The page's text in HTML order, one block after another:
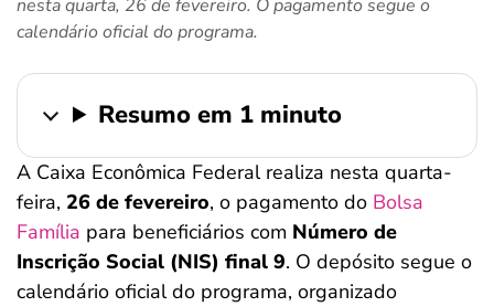
nesta quarta, 26 de fevereiro. O pagamento segue o
calendário oficial do programa.
Resumo em 1 minuto
A Caixa Econômica Federal realiza nesta quarta-
feira, 26 de fevereiro, o pagamento do Bolsa
Família para beneficiários com Número de
Inscrição Social (NIS) final 9. O depósito segue o
calendário oficial do programa, organizado